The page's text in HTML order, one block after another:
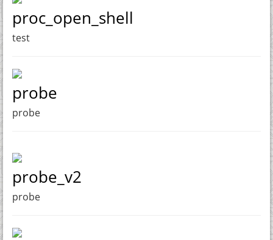
proc_open_shell
test
probe
probe
probe_v2
probe